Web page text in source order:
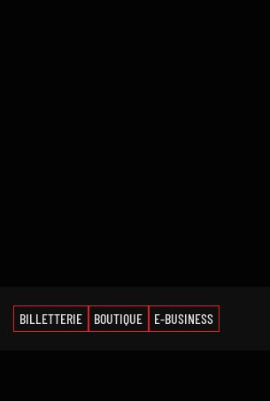
BILLETTERIE BOUTIQUE E-BUSINESS